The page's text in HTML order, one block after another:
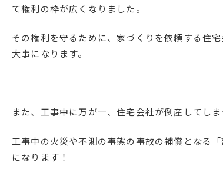
て権利の枠が広くなりました。
その権利を守るために、家づくりを依頼する住
大事になります。
また、工事中に万が一、住宅会社が倒産してし
工事中の火災や不測の事態の事故の補償となる
になります！